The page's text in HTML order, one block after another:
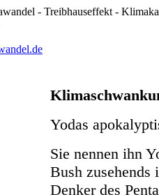
- Treibhauseffekt -
Yodas
Sie nennen ihn
Bush zusehends
Denker des